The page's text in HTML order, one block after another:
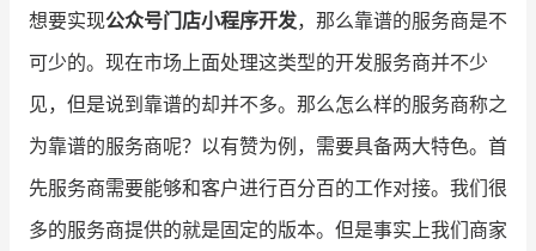
合作共进
入驻有赞 认证代理商
想要实现公众号门店小程序开发，那么靠谱的服务商是不
可少的。现在市场上面处理这类型的开发服务商并不少
见，但是说到靠谱的却并不多。那么怎么样的服务商称之
为靠谱的服务商呢？以有赞为例，需要具备两大特色。首
先服务商需要能够和客户进行百分百的工作对接。我们很
多的服务商提供的就是固定的版本。但是事实上我们商家